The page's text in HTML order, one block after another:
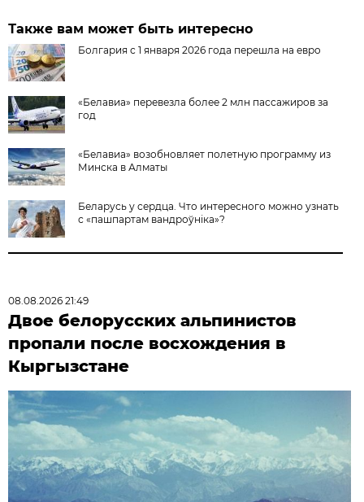
Также вам может быть интересно
Болгария с 1 января 2026 года перешла на евро
«Белавиа» перевезла более 2 млн пассажиров за
год
«Белавиа» возобновляет полетную программу из
Минска в Алматы
Беларусь у сердца. Что интересного можно узнать
с «пашпартам вандроўніка»?
08.08.2026 21:49
Двое белорусских альпинистов
пропали после восхождения в
Кыргызстане